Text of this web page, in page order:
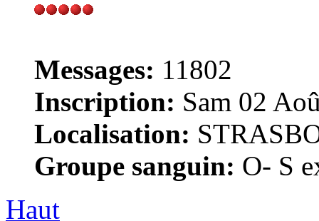
Messages: 11802
Inscription: Sam 02
Localisation:
Groupe sanguin: O- S
Haut